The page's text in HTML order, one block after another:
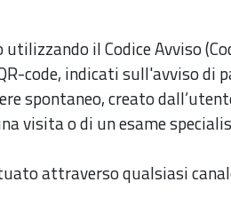
il Codice Avviso
code, indicati sull'avviso di
spontaneo, creato
visita o di un esame
attraverso qualsiasi